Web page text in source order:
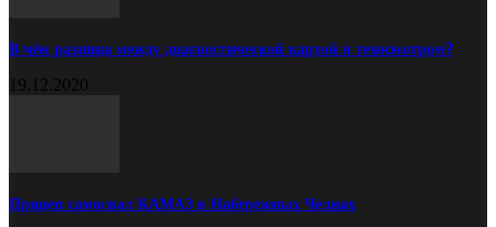
В чём разница между диагностической картой и техосмотром?
19.12.2020
Прицеп самосвал КАМАЗ в Набережных Челнах